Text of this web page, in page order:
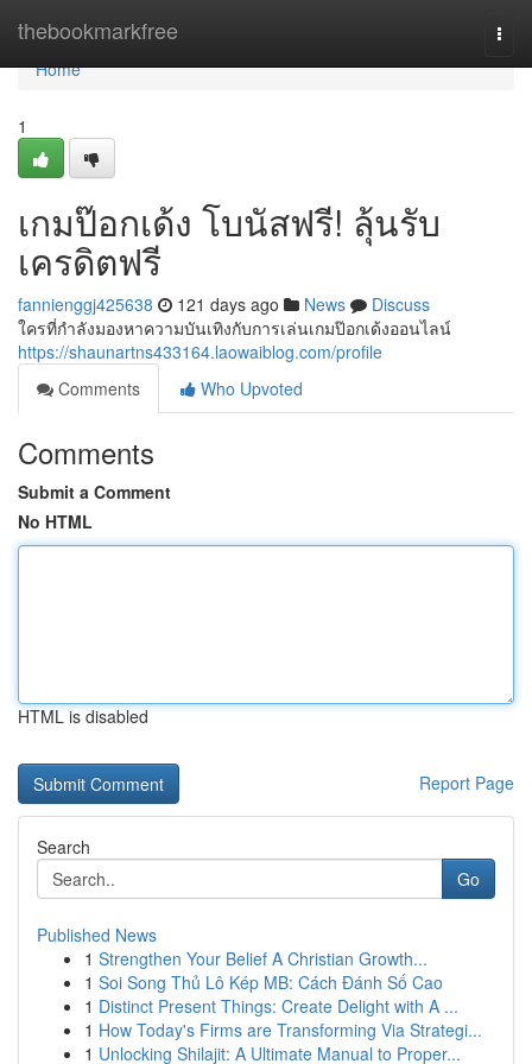
thebookmarkfree
Home
Home
1
เกมป๊อกเด้ง โบนัสฟรี! ลุ้นรับ
เครดิตฟรี
fannienggj425638 121 days ago News
Discuss
ใครที่กำลังมองหาความบันเทิงกับการเล่นเกมป๊อกเด้งออนไลน์
https://shaunartns433164.laowaiblog.com/profile
Comments
Who Upvoted
Comments
Submit a Comment
No HTML
HTML is disabled
Report Page
Search
Go
Published News
1 Strengthen Your Belief A Christian Growth...
1 Soi Song Thủ Lô Kép MB: Cách Đánh Số Cao
1 Distinct Present Things: Create Delight with A ...
1 How Today's Firms are Transforming Via Strategi...
1 Unlocking Shilajit: A Ultimate Manual to Proper...